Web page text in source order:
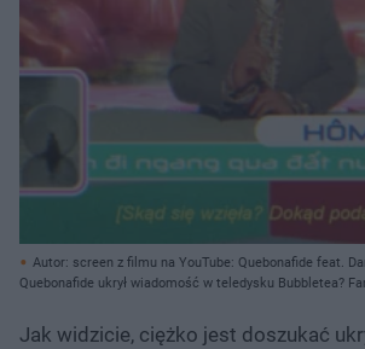
Autor: screen z filmu na YouTube: Quebonafide feat.
BUBBLETEA (Official Video) // YouTube.com/
Quebonafide ukrył wiadomość w teledysku Bubbletea?
Jak widzicie, ciężko jest doszukać